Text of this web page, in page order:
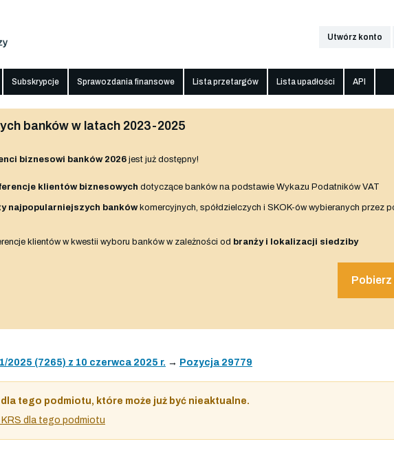
Utwórz konto
Subskrypcje Sprawozdania finansowe Lista przetargów Lista upadłości API
banków w latach 2023-2025
biznesowi banków 2026 jest już dostępny!
klientów biznesowych dotyczące banków na podstawie Wykazu Podatników VAT
najpopularniejszych bankówkomercyjnych, spółdzielczych i SKOK-ów wybieranych przez
klientów w kwestii wyboru banków w zależności od branży i lokalizacji siedziby
2025 (7265) z 10 czerwca 2025 r. → Pozycja 29779
tego podmiotu, które może już być nieaktualne.
dla tego podmiotu